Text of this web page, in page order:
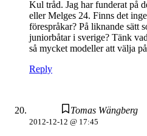
Kul tråd. Jag har funderat på
eller Melges 24. Finns det
förespråkar? På liknande sätt
juniorbåtar i sverige? Tänk
så mycket modeller att välja
Reply
Tomas Wängberg
2012-12-12 @ 17:45